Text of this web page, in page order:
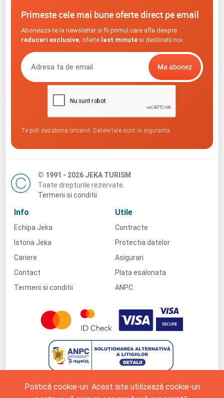
Politică cookie-uri. Acest site utilizează cookie-uri
Primeste cele mai bune oferte direct pe email
Aboneaza-te la newsletter si fii primul care afla despre
reduceri exclusive, oferte last minutesi destinatii noi.
Te poti dezabona oricand. Datele tale sunt in siguranta.
© 1991 - 2026 JEKA TURISM
Toate drepturile rezervate.
Termeni si conditii
Info
Echipa Jeka
Istoria Jeka
Cariere
Contact
Termeni si conditii
Utile
Contracte
Protectia datelor
Asigurari
Plata esalonata
ANPC